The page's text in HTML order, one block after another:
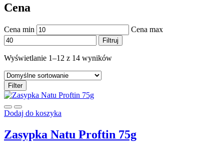
Cena
Cena min Cena max
Filtruj
Wyświetlanie 1–12 z 14 wyników
Filter
Dodaj do koszyka
Zasypka Natu Proftin 75g